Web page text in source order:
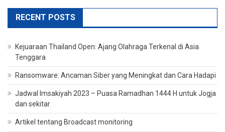
RECENT POSTS
Kejuaraan Thailand Open: Ajang Olahraga Terkenal di Asia
Tenggara
Ransomware: Ancaman Siber yang Meningkat dan Cara Hadapi
Jadwal Imsakiyah 2023 – Puasa Ramadhan 1444 H untuk Jogja
dan sekitar
Artikel tentang Broadcast monitoring